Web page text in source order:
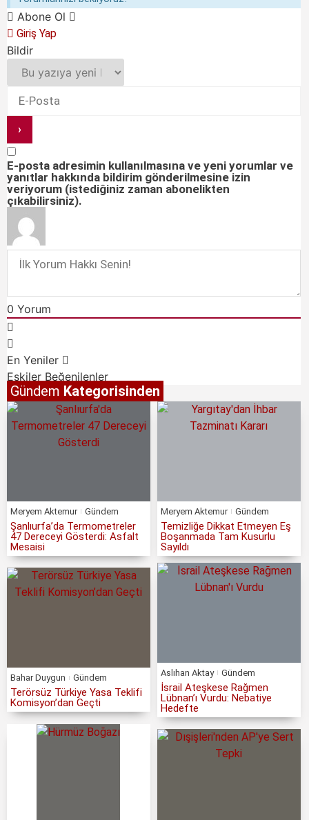
Abone Ol
Giriş Yap
Bildir
E-posta adresimin kullanılmasına ve yeni yorumlar ve
yanıtlar hakkında bildirim gönderilmesine izin
veriyorum (istediğiniz zaman abonelikten
çıkabilirsiniz).
0 Yorum
En Yeniler
Eskiler Beğenilenler
Gündem Kategorisinden
Meryem Aktemur Gündem
Şanlıurfa’da Termometreler
47 Dereceyi Gösterdi: Asfalt
Mesaisi
Meryem Aktemur Gündem
Temizliğe Dikkat Etmeyen Eş
Boşanmada Tam Kusurlu
Sayıldı
Bahar Duygun Gündem
Terörsüz Türkiye Yasa Teklifi
Komisyon’dan Geçti
Aslıhan Aktay Gündem
İsrail Ateşkese Rağmen
Lübnan’ı Vurdu: Nebatiye
Hedefte